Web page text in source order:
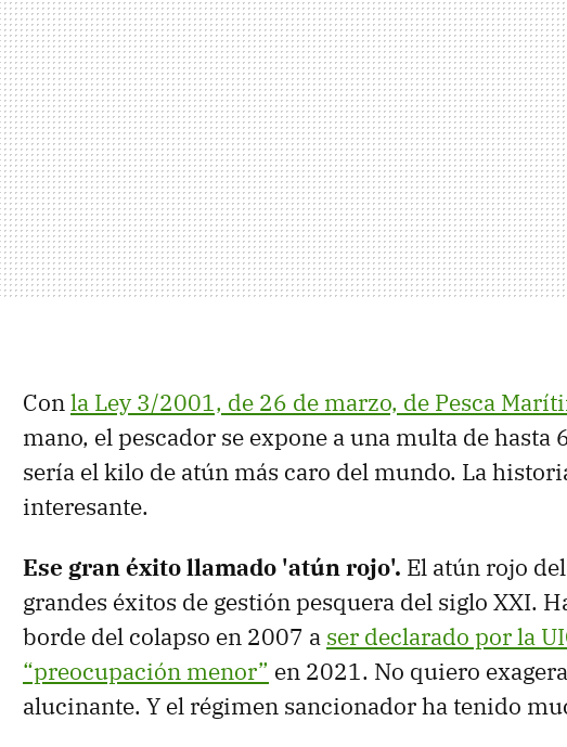
Conla Ley 3/2001, de 26 de marzo, de Pesca
mano, el pescador se expone a una multa de hasta
sería el kilo de atún más caro del mundo. La
interesante.
Ese gran éxito llamado 'atún rojo'. El atún rojo
grandes éxitos de gestión pesquera del siglo XXI.
borde del colapso en 2007 a ser declarado por la
“preocupación menor” en 2021. No quiero
alucinante. Y el régimen sancionador ha tenido